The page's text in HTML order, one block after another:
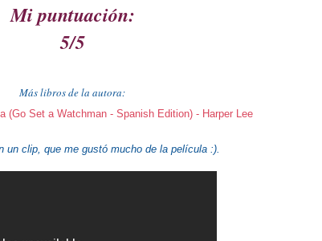
Mi puntuación:
5/5
Más libros de la autora:
un clip, que me gustó mucho de la película :).